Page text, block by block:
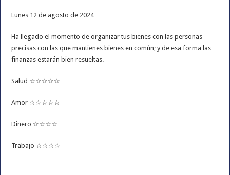
Lunes 12 de agosto de 2024
Ha llegado el momento de organizar tus bienes con las personas
precisas con las que mantienes bienes en común; y de esa forma las
finanzas estarán bien resueltas.
Salud ☆☆☆☆☆
Amor ☆☆☆☆☆
Dinero ☆☆☆☆
Trabajo ☆☆☆☆